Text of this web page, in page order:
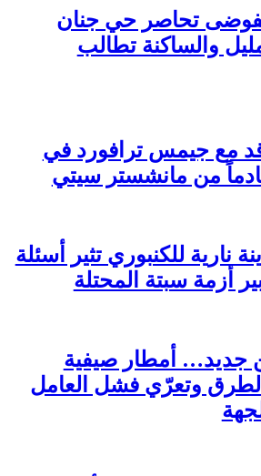
الفوضى تحاصر حي جنان
والساكنة تطالب
مع جيمس ترافورد في
من مانشستر سيتي
نارية للكنبوري تثير أسئلة
أزمة سبتة المحتلة
جديد… أمطار صيفية
وتعرّي فشل العامل